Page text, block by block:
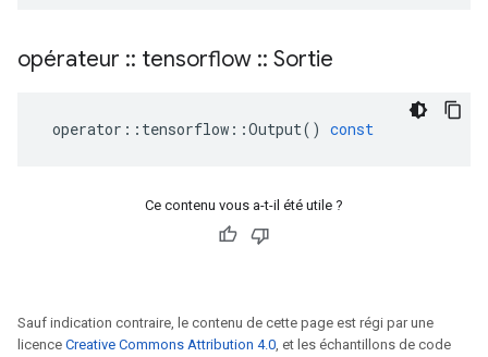
opérateur :: tensorflow :: Sortie
operator :: tensorflow ::Output() const
Ce contenu vous a-t-il été utile ?
Sauf indication contraire, le contenu de cette page est régi par une
licence Creative Commons Attribution 4.0, et les échantillons de code